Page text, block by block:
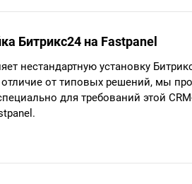
Битрикс24 на Fastpanel
нестандартную установку
отличие от типовых решений, мы
для требований этой